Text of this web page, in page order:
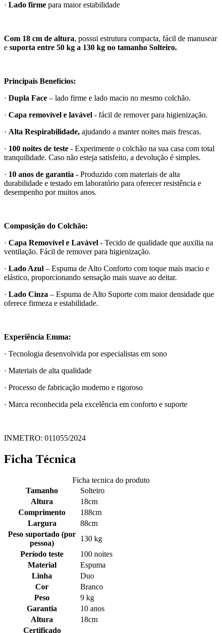
· Lado firme para maior estabilidade
Com 18 cm de altura, possui estrutura compacta, fácil de manusear
e suporta entre 50 kg a 130 kg no tamanho Solteiro.
Principais Benefícios:
· Dupla Face – lado firme e lado macio no mesmo colchão.
· Capa removível e lavável - fácil de remover para higienização.
· Alta Respirabilidade, ajudando a manter noites mais frescas.
· 100 noites de teste - Experimente o colchão na sua casa com total
tranquilidade. Caso não esteja satisfeito, a devolução é simples.
· 10 anos de garantia - Produzido com materiais de alta
durabilidade e testado em laboratório para oferecer resistência e
desempenho por muitos anos.
Composição do Colchão:
· Capa Removível e Lavável - Tecido de qualidade que auxilia na
ventilação. Fácil de remover para higienização.
· Lado Azul – Espuma de Alto Conforto com toque mais macio e
elástico, proporcionando sensação mais suave ao deitar.
· Lado Cinza – Espuma de Alto Suporte com maior densidade que
oferece firmeza e estabilidade.
Experiência Emma:
· Tecnologia desenvolvida por especialistas em sono
· Materiais de alta qualidade
· Processo de fabricação moderno e rigoroso
· Marca reconhecida pela excelência em conforto e suporte
INMETRO: 011055/2024
Ficha Técnica
Ficha tecnica do produto
Tamanho
Solteiro
Altura
18cm
Comprimento
188cm
Largura
88cm
Peso suportado (por
pessoa)
130 kg
Período teste
100 noites
Material
Espuma
Linha
Duo
Cor
Branco
Peso
9 kg
Garantia
10 anos
Altura
18cm
Certificado